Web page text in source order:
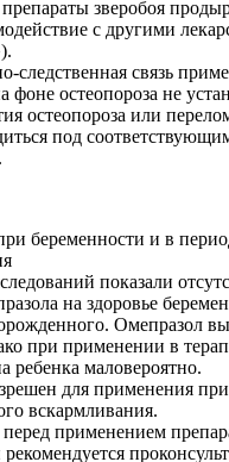
зверобоя
с другими
следственная связь
фоне остеопороза не
остеопороза или
под
беременности и в
показали
на здоровье
Омепразол
при применении в
ребенка маловероятно.
для применения
вскармливания.
применением